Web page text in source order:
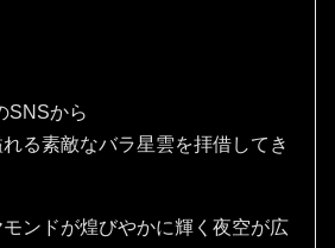
SNSから
る素敵なバラ星雲を拝借してき
ンドが煌びやかに輝く夜空が広